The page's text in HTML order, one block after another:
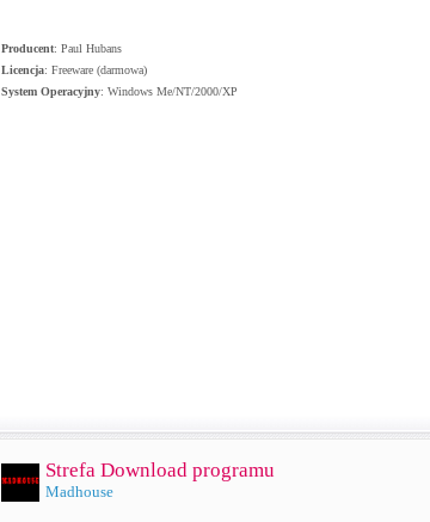
Producent: Paul Hubans
Licencja: Freeware (darmowa)
System Operacyjny: Windows Me/NT/2000/XP
Strefa Download programu
Madhouse